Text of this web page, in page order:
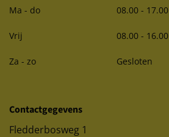
Ma - do 08.00 - 17.00
Vrij 08.00 - 16.00
Za - zo Gesloten
Contactgegevens
Fledderbosweg 1